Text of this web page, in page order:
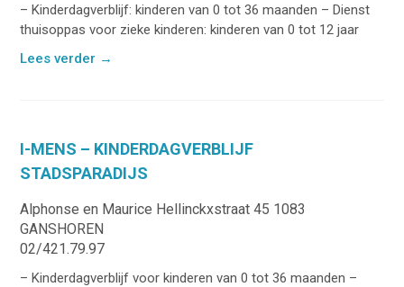
– Kinderdagverblijf: kinderen van 0 tot 36 maanden – Dienst
thuisoppas voor zieke kinderen: kinderen van 0 tot 12 jaar
Lees verder →
I-MENS – KINDERDAGVERBLIJF
STADSPARADIJS
Alphonse en Maurice Hellinckxstraat 45 1083
GANSHOREN
02/421.79.97
– Kinderdagverblijf voor kinderen van 0 tot 36 maanden –